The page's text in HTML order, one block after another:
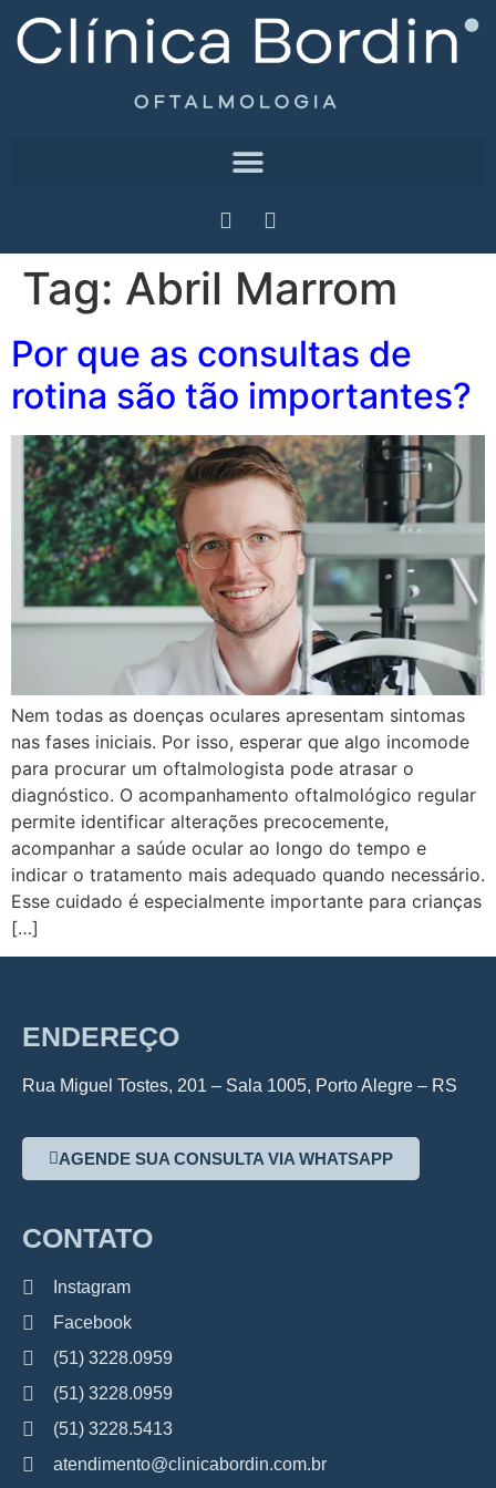
Tag: Abril Marrom
Por que as consultas de
rotina são tão importantes?
Nem todas as doenças oculares apresentam sintomas
nas fases iniciais. Por isso, esperar que algo incomode
para procurar um oftalmologista pode atrasar o
diagnóstico. O acompanhamento oftalmológico regular
permite identificar alterações precocemente,
acompanhar a saúde ocular ao longo do tempo e
indicar o tratamento mais adequado quando necessário.
Esse cuidado é especialmente importante para crianças
[…]
ENDEREÇO
Rua Miguel Tostes, 201 – Sala 1005, Porto Alegre – RS
AGENDE SUA CONSULTA VIA WHATSAPP
CONTATO
Instagram
Facebook
(51) 3228.0959
(51) 3228.0959
(51) 3228.5413
atendimento@clinicabordin.com.br